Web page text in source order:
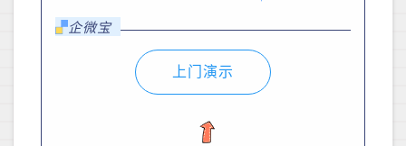
企微宝
上门演示